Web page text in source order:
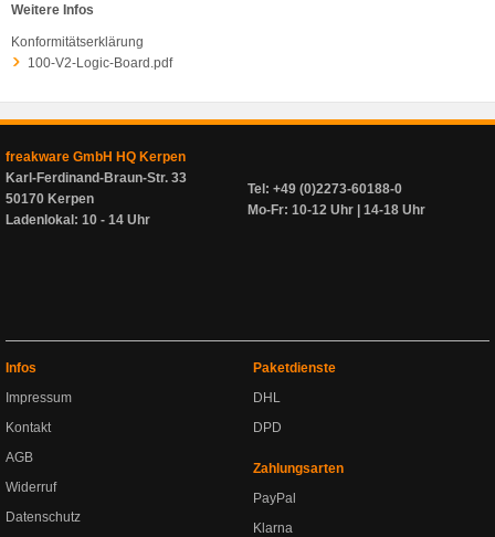
Weitere Infos
Konformitätserklärung
100-V2-Logic-Board.pdf
freakware GmbH HQ Kerpen
Karl-Ferdinand-Braun-Str. 33
50170 Kerpen
Ladenlokal: 10 - 14 Uhr
Tel: +49 (0)2273-60188-0
Mo-Fr: 10-12 Uhr | 14-18 Uhr
Infos
Impressum
Kontakt
AGB
Widerruf
Datenschutz
Paketdienste
DHL
DPD
Zahlungsarten
PayPal
Klarna